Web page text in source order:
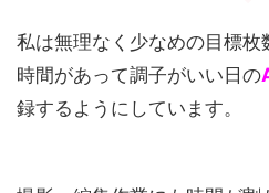
私は無理なく少なめの目標枚
時間があって調子がいい日の
録するようにしています。